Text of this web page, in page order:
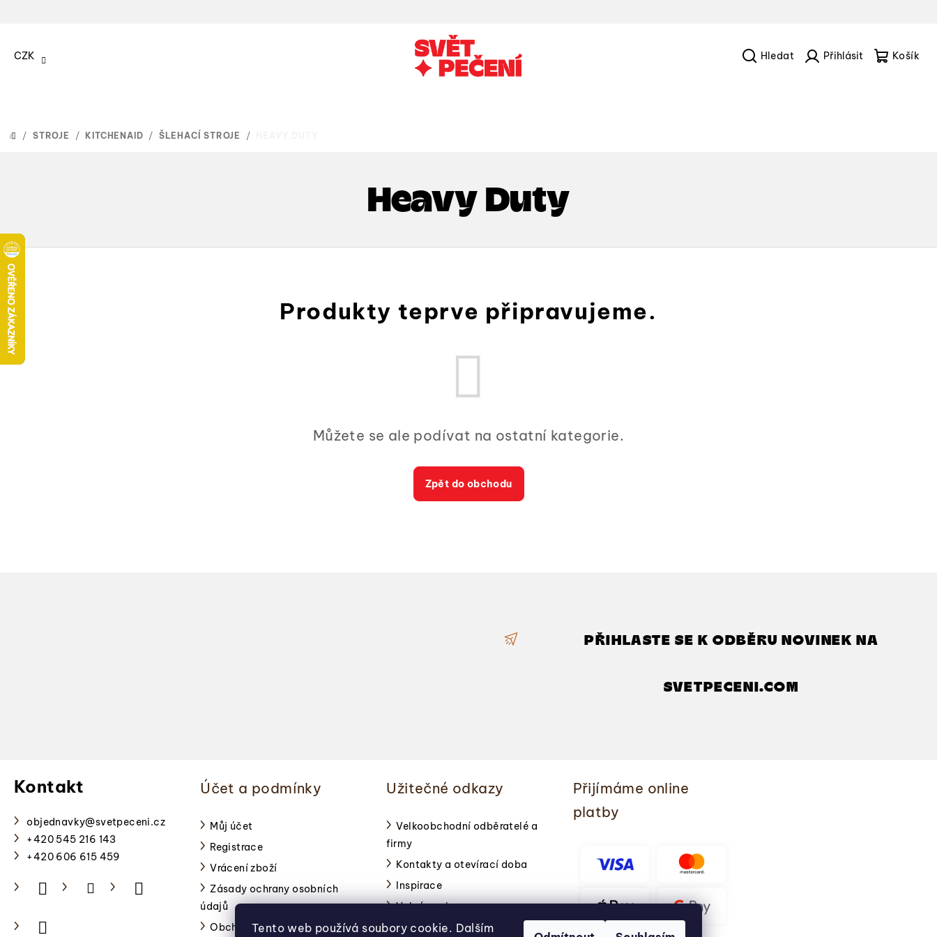
Tento web používá soubory cookie. Dalším
CZK
DOMŮ
/ STROJE / KITCHENAID / ŠLEHACÍ STROJE /
Heavy Duty
Produkty teprve připravujeme.
Můžete se ale podívat na ostatní kategorie.
Zpět do obchodu
PŘIHLASTE SE K ODBĚRU NOVINEK NA
SVETPECENI.COM
á
a
Kontakt
objednavky@svetpeceni.cz
+420 545 216 143
+420 606 615 459
Účet a podmínky
Můj účet
Registrace
Vrácení zboží
Zásady ochrany osobních
údajů
Obchodní podmínky
Užitečné odkazy
Velkoobchodní odběratelé a
firmy
Kontakty a otevírací doba
Inspirace
Volné pozice
Přijímáme online
platby